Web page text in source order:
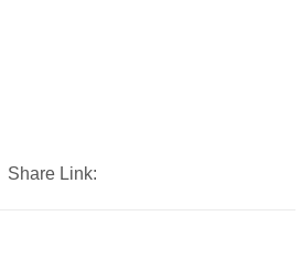
Share Link: